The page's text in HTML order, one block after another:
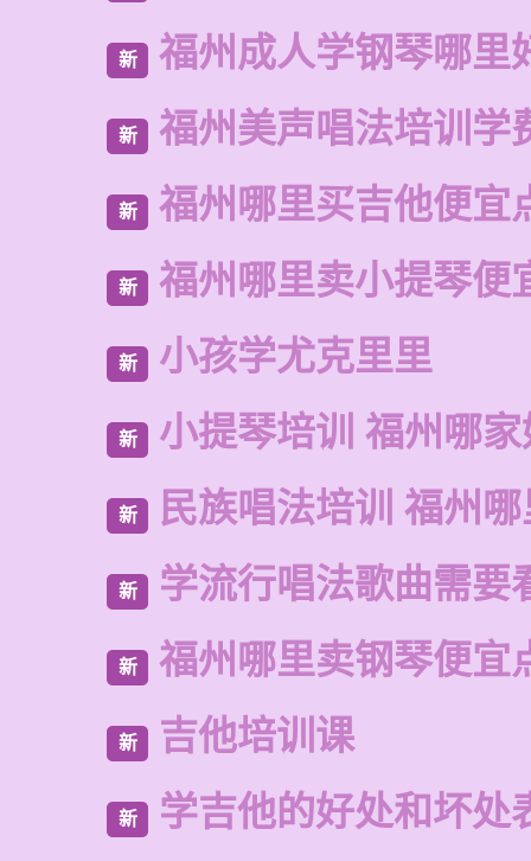
新 福州成人学钢琴哪里
新 福州美声唱法培训学
新 福州哪里买吉他便宜
新 福州哪里卖小提琴便
新 小孩学尤克里里
新 小提琴培训 福州哪
新 民族唱法培训 福州
新 学流行唱法歌曲需要
新 福州哪里卖钢琴便宜
新 吉他培训课
新 学吉他的好处和坏处